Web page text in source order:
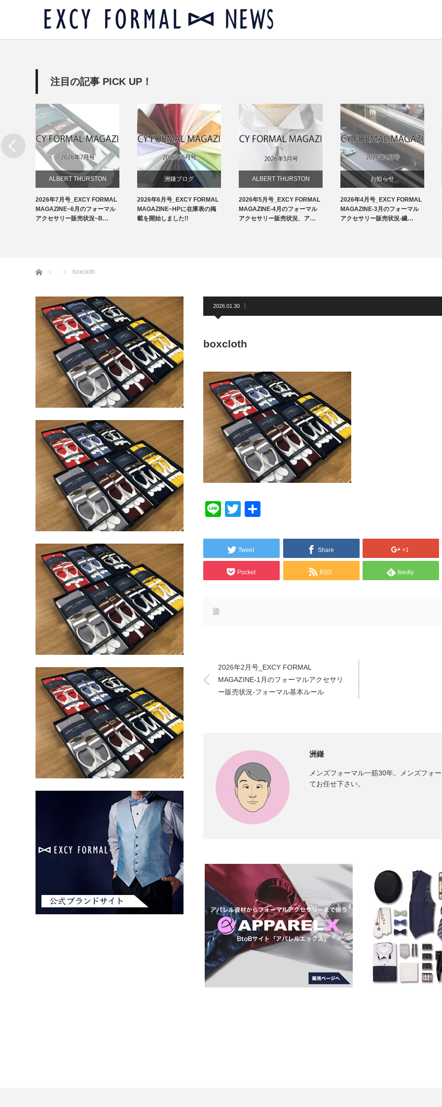
注目の記事 PICK UP！
ALBERT THURSTON
お知らせ
2026年7月号_EXCY FORMAL
MAGAZINE~6月のフォーマル
アクセサリー販売状況~B…
洲鎌ブログ
2026年6月号_EXCY FORMAL
MAGAZINE~HPに在庫表の掲
載を開始しました!!
ALBERT THURSTON
お知らせ
洲鎌ブログ
2026年5月号_EXCY FORMAL
MAGAZINE-4月のフォーマル
アクセサリー販売状況、ア…
お知らせ
チーフ
2026年4月号_EXCY FORMAL
MAGAZINE-3月のフォーマル
アクセサリー販売状況-繊…
ホーム boxcloth
2026.01.30
boxcloth
LineTwitter
Tweet Share +1
Pocket RSS feedly
2026年2月号_EXCY FORMAL
MAGAZINE-1月のフォーマルアクセサリ
ー販売状況-フォーマル基本ルール
洲鎌
メンズフォーマル一筋30年。メンズフォ
てお任せ下さい。